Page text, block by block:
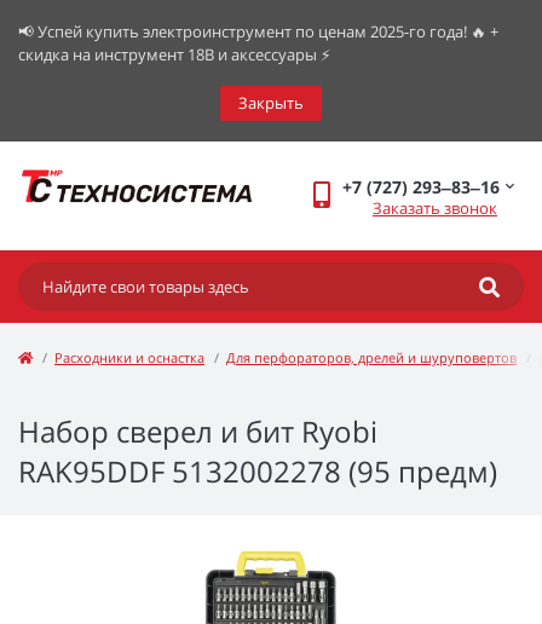
📢 Успей купить электроинструмент по ценам 2025-го года! 🔥 +
скидка на инструмент 18В и аксессуары ⚡️
Закрыть
+7 (727) 293‒83‒16
Заказать звонок
Расходники и оснастка Для перфораторов, дрелей и шуруповертов
Набор сверел и бит Ryobi
RAK95DDF 5132002278 (95 предм)